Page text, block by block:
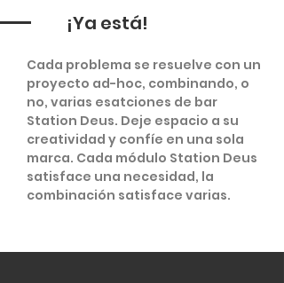
¡Ya está!
Cada problema se resuelve con un
proyecto ad-hoc, combinando, o
no, varias esatciones de bar
Station Deus. Deje espacio a su
creatividad y confíe en una sola
marca. Cada módulo Station Deus
satisface una necesidad, la
combinación satisface varias.